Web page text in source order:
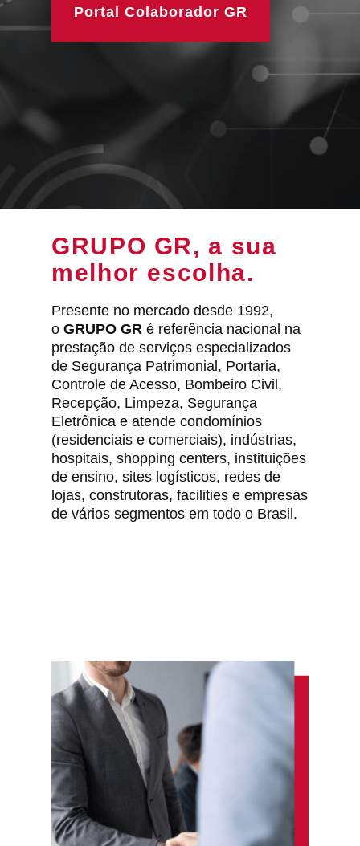
Portal Colaborador GR
GRUPO GR, a sua
melhor escolha.
Presente no mercado desde 1992,
o GRUPO GR é referência nacional na
prestação de serviços especializados
de Segurança Patrimonial, Portaria,
Controle de Acesso, Bombeiro Civil,
Recepção, Limpeza, Segurança
Eletrônica e atende condomínios
(residenciais e comerciais), indústrias,
hospitais, shopping centers, instituições
de ensino, sites logísticos, redes de
lojas, construtoras, facilities e empresas
de vários segmentos em todo o Brasil.